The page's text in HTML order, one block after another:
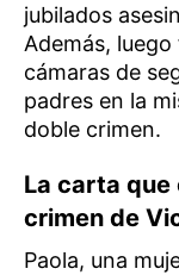
jubilados
Además,
cámaras de
padres en la
doble crimen.
La carta
crimen de
Paola, una